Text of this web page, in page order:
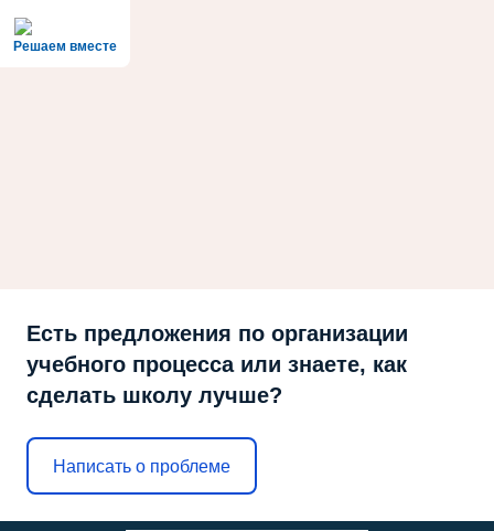
Решаем вместе
Есть предложения по организации
учебного процесса или знаете, как
сделать школу лучше?
Написать о проблеме